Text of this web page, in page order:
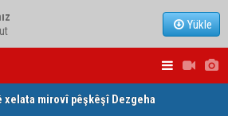
Yükle
xelata mirovî pêşkêşî Dezgeha